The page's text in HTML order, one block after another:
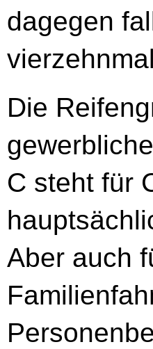
dagegen
Die
C steht für
Aber auch